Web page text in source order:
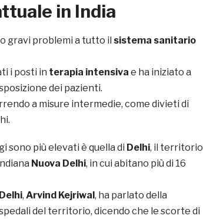
in India
gravi problemi a tutto il sistema sanitario
i posti in terapia intensiva e ha iniziato a
dei pazienti.
a misure intermedie, come divieti di
sono più elevati è quella di Delhi, il territorio
Nuova Delhi, in cui abitano più di 16
Delhi, Arvind Kejriwal, ha parlato della
del territorio, dicendo che le scorte di